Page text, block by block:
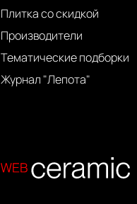
Плитка со скидкой
Производители
Тематические подборки
Журнал "Лепота"